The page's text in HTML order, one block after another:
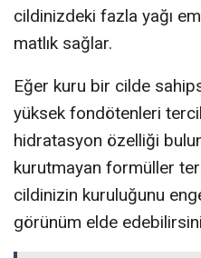
cildinizdeki fazla yağı
matlık sağlar.
Eğer kuru bir cilde
yüksek fondötenleri
hidratasyon özelliği
kurutmayan formüller
cildinizin kuruluğunu
görünüm elde